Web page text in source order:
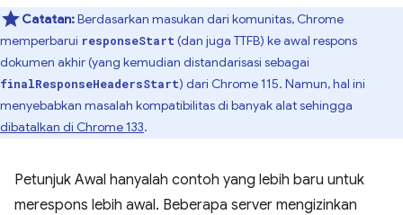
Catatan:Berdasarkan masukan dari komunitas, Chrome
memperbarui responseStart (dan juga TTFB) ke awal respons
dokumen akhir (yang kemudian distandarisasi sebagai
finalResponseHeadersStart) dari Chrome 115. Namun, hal ini
menyebabkan masalah kompatibilitas di banyak alat sehingga
dibatalkan di Chrome 133.
Petunjuk Awal hanyalah contoh yang lebih baru untuk
merespons lebih awal. Beberapa server mengizinkan